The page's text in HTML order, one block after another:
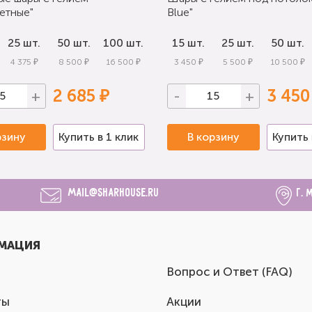
25 шт.
4 375 ₽
50 шт.
8 500 ₽
100 шт.
16 500 ₽
+ 2 685 ₽
Купить в 1 клик
Blue"
15 шт.
3 450 ₽
25 шт.
5 500 ₽
50 шт.
10 500 ₽
- + 3
В корзину Купить
mail@sharhouse.ru г.
Вопрос и Ответ (FAQ)
Акции